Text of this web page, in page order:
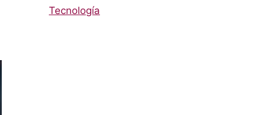
Tecnología